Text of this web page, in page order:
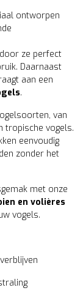
ontworpen
ze perfect
Daarnaast
aan een
.
van
tropische vogels.
eenvoudig
zonder het
met onze
en volières
vogels.